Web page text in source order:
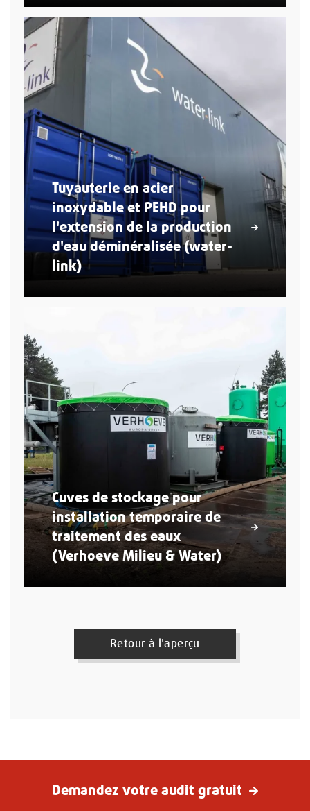
Tuyauterie en acier
inoxydable et PEHD pour
l'extension de la production
d'eau déminéralisée (water-
link)
Cuves de stockage pour
installation temporaire de
traitement des eaux
(Verhoeve Milieu & Water)
Retour à l'aperçu
Demandez votre audit gratuit